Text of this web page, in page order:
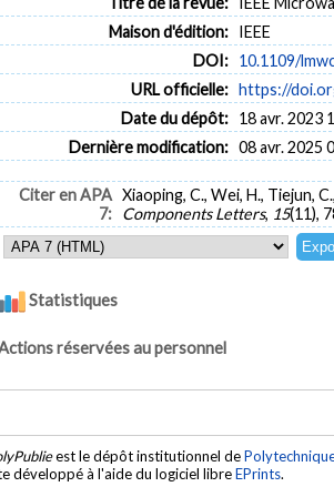
Maison d'édition: IEEE
DOI: 10.1109/
URL officielle: https://
Date du dépôt: 18 avr. 2023
Dernière modification: 08 avr. 2025
Citer en APA
7:
Xiaoping, C., Wei, H., Tiejun,
Components Letters, 15(11),
Statistiques
réservées au personnel
est le dépôt institutionnel de
développé à l'aide du logiciel libreEPrints.